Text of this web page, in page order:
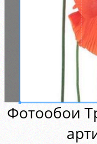
Фотообои